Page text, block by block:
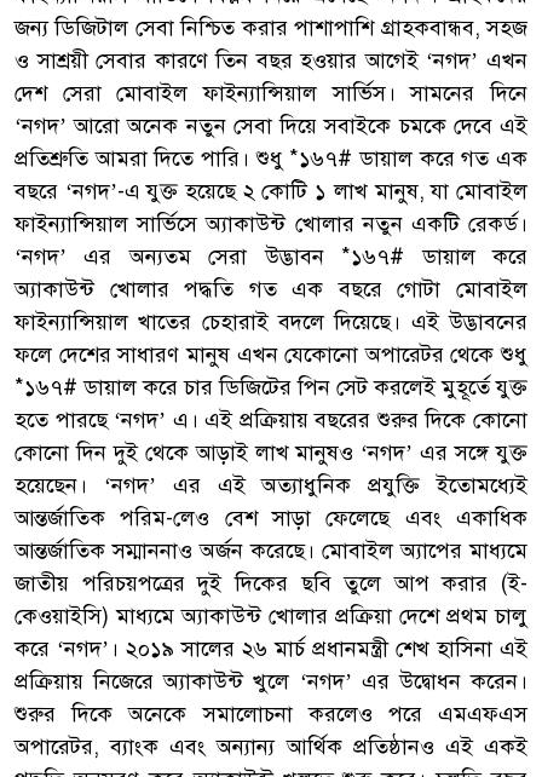
জন্য ডিজিটাল সেবা নিশ্চিত করার পাশাপাশি গ্রাহকবান্ধব, সহজ
ও সাশ্রয়ী সেবার কারণে তিন বছর হওয়ার আগেই ‘নগদ’ এখন
দেশ সেরা মোবাইল ফাইন্যান্সিয়াল সার্ভিস। সামনের দিনে
‘নগদ’ আরো অনেক নতুন সেবা দিয়ে সবাইকে চমকে দেবে এই
প্রতিশ্রুতি আমরা দিতে পারি। শুধু *১৬৭# ডায়াল করে গত এক
বছরে ‘নগদ’-এ যুক্ত হয়েছে ২ কোটি ১ লাখ মানুষ, যা মোবাইল
ফাইন্যান্সিয়াল সার্ভিসে অ্যাকাউন্ট খোলার নতুন একটি রেকর্ড।
‘নগদ’ এর অন্যতম সেরা উদ্ভাবন *১৬৭# ডায়াল করে
অ্যাকাউন্ট খোলার পদ্ধতি গত এক বছরে গোটা মোবাইল
ফাইন্যান্সিয়াল খাতের চেহারাই বদলে দিয়েছে। এই উদ্ভাবনের
ফলে দেশের সাধারণ মানুষ এখন যেকোনো অপারেটর থেকে শুধু
*১৬৭# ডায়াল করে চার ডিজিটের পিন সেট করলেই মুহূর্তে যুক্ত
হতে পারছে ‘নগদ’ এ। এই প্রক্রিয়ায় বছরের শুরুর দিকে কোনো
কোনো দিন দুই থেকে আড়াই লাখ মানুষও ‘নগদ’ এর সঙ্গে যুক্ত
হয়েছেন। ‘নগদ’ এর এই অত্যাধুনিক প্রযুক্তি ইতোমধ্যেই
আন্তর্জাতিক পরিম-লেও বেশ সাড়া ফেলেছে এবং একাধিক
আন্তর্জাতিক সম্মাননাও অর্জন করেছে। মোবাইল অ্যাপের মাধ্যমে
জাতীয় পরিচয়পত্রের দুই দিকের ছবি তুলে আপ করার (ই-
কেওয়াইসি) মাধ্যমে অ্যাকাউন্ট খোলার প্রক্রিয়া দেশে প্রথম চালু
করে ‘নগদ’। ২০১৯ সালের ২৬ মার্চ প্রধানমন্ত্রী শেখ হাসিনা এই
প্রক্রিয়ায় নিজেরে অ্যাকাউন্ট খুলে ‘নগদ’ এর উদ্বোধন করেন।
শুরুর দিকে অনেকে সমালোচনা করলেও পরে এমএফএস
অপারেটর, ব্যাংক এবং অন্যান্য আর্থিক প্রতিষ্ঠানও এই একই